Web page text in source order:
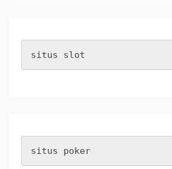
situs slot
situs poker